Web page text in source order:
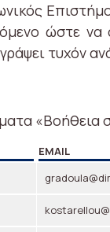
ώστε να
τυχόν
«Βοήθεια
EMAIL